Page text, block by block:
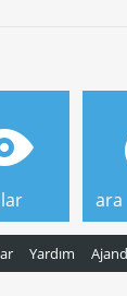
Yardım
ara